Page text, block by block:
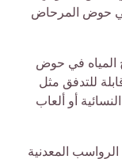
حوض المرحاض
المياه في حوض
للتدفق مثل
أو ألعاب
المعدنية